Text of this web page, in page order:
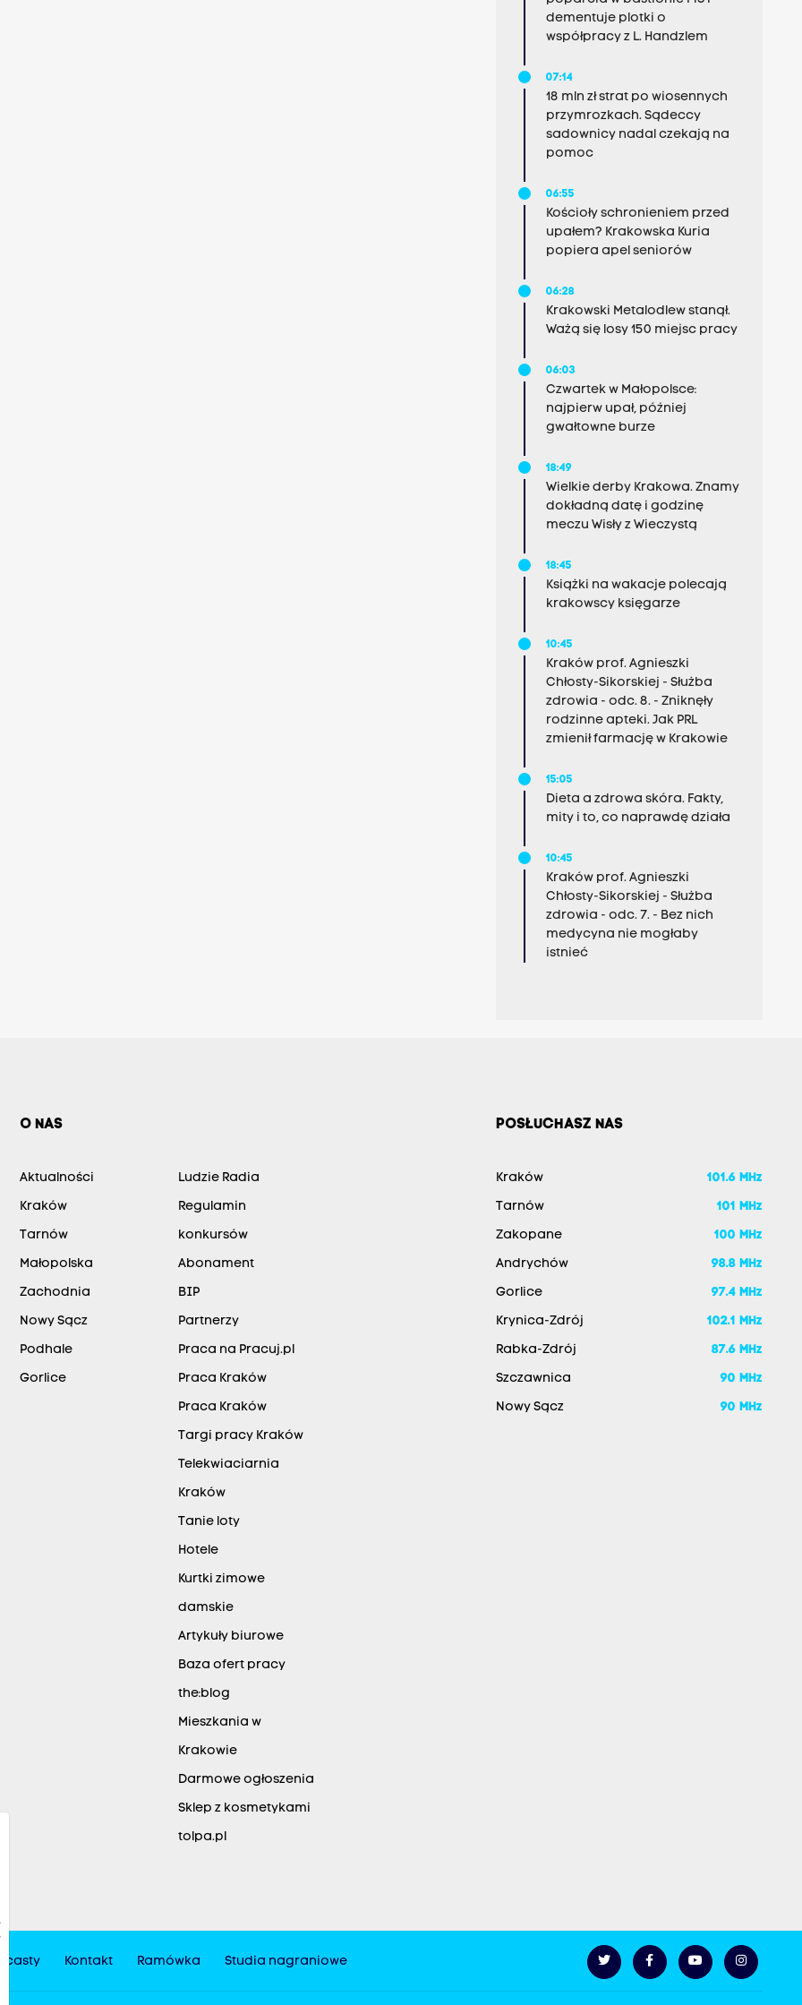
dementuje plotki o
współpracy z L. Handzlem
07:14
18 mln zł strat po wiosennych
przymrozkach. Sądeccy
sadownicy nadal czekają na
pomoc
06:55
Kościoły schronieniem przed
upałem? Krakowska Kuria
popiera apel seniorów
06:28
Krakowski Metalodlew stanął.
Ważą się losy 150 miejsc pracy
06:03
Czwartek w Małopolsce:
najpierw upał, później
gwałtowne burze
18:49
Wielkie derby Krakowa. Znamy
dokładną datę i godzinę
meczu Wisły z Wieczystą
18:45
Książki na wakacje polecają
krakowscy księgarze
10:45
Kraków prof. Agnieszki
Chłosty-Sikorskiej - Służba
zdrowia - odc. 8. - Zniknęły
rodzinne apteki. Jak PRL
zmienił farmację w Krakowie
15:05
Dieta a zdrowa skóra. Fakty,
mity i to, co naprawdę działa
10:45
Kraków prof. Agnieszki
Chłosty-Sikorskiej - Służba
zdrowia - odc. 7. - Bez nich
medycyna nie mogłaby
istnieć
O NAS
Aktualności
Kraków
Tarnów
Małopolska
Zachodnia
Nowy Sącz
Podhale
Gorlice
Ludzie Radia
Regulamin
konkursów
Abonament
BIP
Partnerzy
Praca na Pracuj.pl
Praca Kraków
Praca Kraków
Targi pracy Kraków
Telekwiaciarnia
Kraków
Tanie loty
Hotele
Kurtki zimowe
damskie
Artykuły biurowe
Baza ofert pracy
the:blog
Mieszkania w
Krakowie
Darmowe ogłoszenia
Sklep z kosmetykami
tolpa.pl
POSŁUCHASZ NAS
Kraków 101.6 MHz
Tarnów 101 MHz
Zakopane 100 MHz
Andrychów 98.8 MHz
Gorlice 97.4 MHz
Krynica-Zdrój 102.1 MHz
Rabka-Zdrój 87.6 MHz
Szczawnica 90 MHz
Nowy Sącz 90 MHz
Kontakt Ramówka Studia nagraniowe